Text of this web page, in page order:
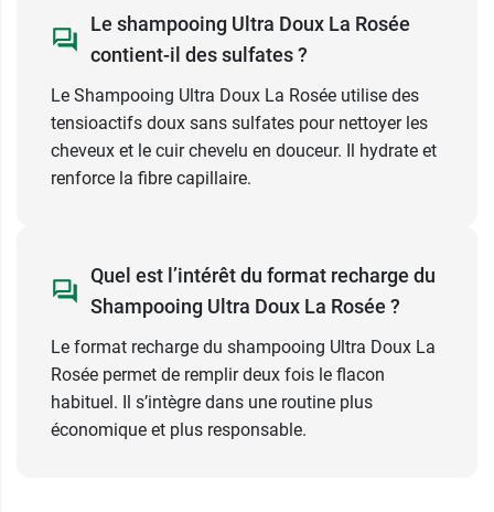
Le shampooing Ultra Doux La Rosée
contient-il des sulfates ?
Le Shampooing Ultra Doux La Rosée utilise des
tensioactifs doux sans sulfates pour nettoyer les
cheveux et le cuir chevelu en douceur. Il hydrate et
renforce la fibre capillaire.
Quel est l’intérêt du format recharge du
Shampooing Ultra Doux La Rosée ?
Le format recharge du shampooing Ultra Doux La
Rosée permet de remplir deux fois le flacon
habituel. Il s’intègre dans une routine plus
économique et plus responsable.